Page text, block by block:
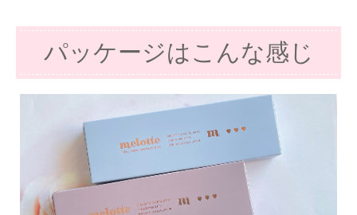
パッケージはこんな感じ